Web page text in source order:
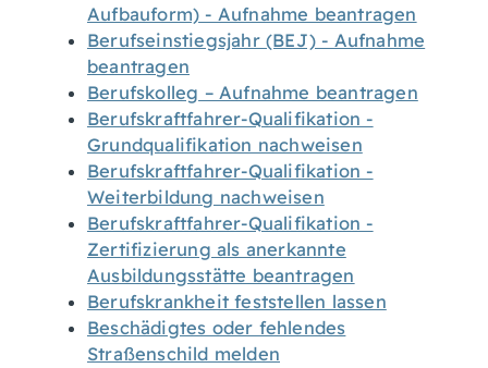
Aufbauform) - Aufnahme beantragen
Berufseinstiegsjahr (BEJ) - Aufnahme
beantragen
Berufskolleg – Aufnahme beantragen
Berufskraftfahrer-Qualifikation -
Grundqualifikation nachweisen
Berufskraftfahrer-Qualifikation -
Weiterbildung nachweisen
Berufskraftfahrer-Qualifikation -
Zertifizierung als anerkannte
Ausbildungsstätte beantragen
Berufskrankheit feststellen lassen
Beschädigtes oder fehlendes
Straßenschild melden